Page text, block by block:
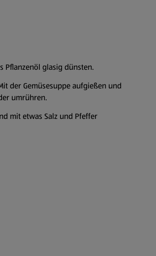
Pflanzenöl glasig dünsten.
der Gemüsesuppe aufgießen und
umrühren.
mit etwas Salz und Pfeffer